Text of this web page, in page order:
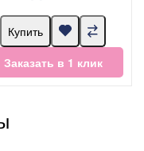
Купить
Заказать в 1 клик